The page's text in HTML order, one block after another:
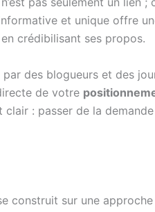
et unique offre
crédibilisant ses propos.
des blogueurs et des
de votre
clair : passer de la
construit sur une